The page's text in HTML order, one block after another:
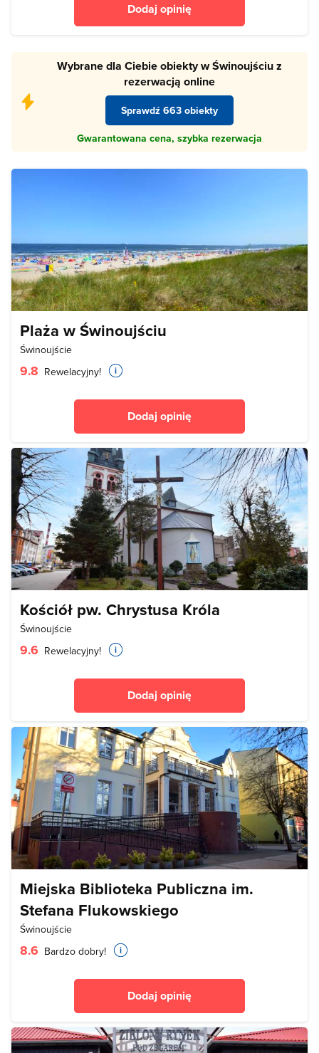
Dodaj opinię
Wybrane dla Ciebie obiekty w Świnoujściu z
rezerwacją online
Sprawdź 663 obiekty
Gwarantowana cena, szybka rezerwacja
Plaża w Świnoujściu
Świnoujście
9.8 Rewelacyjny!
Dodaj opinię
Kościół pw. Chrystusa Króla
Świnoujście
9.6 Rewelacyjny!
Dodaj opinię
Miejska Biblioteka Publiczna im.
Stefana Flukowskiego
Świnoujście
8.6 Bardzo dobry!
Dodaj opinię